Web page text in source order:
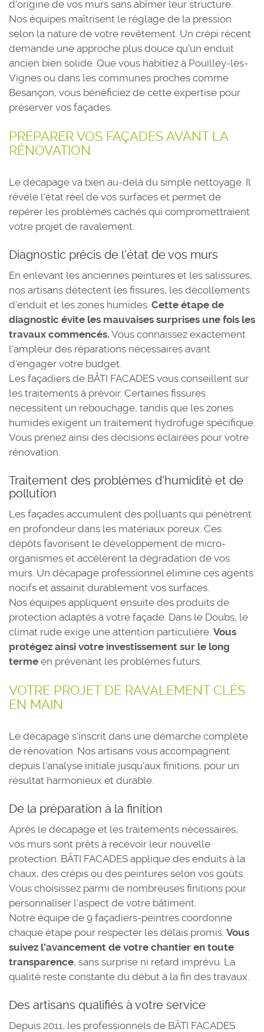
d'origine de vos murs sans abîmer leur structure.
Nos équipes maîtrisent le réglage de la pression
selon la nature de votre revêtement. Un crépi récent
demande une approche plus douce qu'un enduit
ancien bien solide. Que vous habitiez à Pouilley-les-
Vignes ou dans les communes proches comme
Besançon, vous bénéficiez de cette expertise pour
préserver vos façades.
PRÉPARER VOS FAÇADES AVANT LA
RÉNOVATION
Le décapage va bien au-delà du simple nettoyage. Il
révèle l'état réel de vos surfaces et permet de
repérer les problèmes cachés qui compromettraient
votre projet de ravalement.
Diagnostic précis de l'état de vos murs
En enlevant les anciennes peintures et les salissures,
nos artisans détectent les fissures, les décollements
d'enduit et les zones humides. Cette étape de
diagnostic évite les mauvaises surprises une fois les
travaux commencés. Vous connaissez exactement
l'ampleur des réparations nécessaires avant
d'engager votre budget.
Les façadiers de BÂTI FACADES vous conseillent sur
les traitements à prévoir. Certaines fissures
nécessitent un rebouchage, tandis que les zones
humides exigent un traitement hydrofuge spécifique.
Vous prenez ainsi des décisions éclairées pour votre
rénovation.
Traitement des problèmes d'humidité et de
pollution
Les façades accumulent des polluants qui pénètrent
en profondeur dans les matériaux poreux. Ces
dépôts favorisent le développement de micro-
organismes et accélèrent la dégradation de vos
murs. Un décapage professionnel élimine ces agents
nocifs et assainit durablement vos surfaces.
Nos équipes appliquent ensuite des produits de
protection adaptés à votre façade. Dans le Doubs, le
climat rude exige une attention particulière. Vous
protégez ainsi votre investissement sur le long
terme en prévenant les problèmes futurs.
VOTRE PROJET DE RAVALEMENT CLÉS
EN MAIN
Le décapage s'inscrit dans une démarche complète
de rénovation. Nos artisans vous accompagnent
depuis l'analyse initiale jusqu'aux finitions, pour un
résultat harmonieux et durable.
De la préparation à la finition
Après le décapage et les traitements nécessaires,
vos murs sont prêts à recevoir leur nouvelle
protection. BÂTI FACADES applique des enduits à la
chaux, des crépis ou des peintures selon vos goûts.
Vous choisissez parmi de nombreuses finitions pour
personnaliser l'aspect de votre bâtiment.
Notre équipe de 9 façadiers-peintres coordonne
chaque étape pour respecter les délais promis. Vous
suivez l'avancement de votre chantier en toute
transparence, sans surprise ni retard imprévu. La
qualité reste constante du début à la fin des travaux.
Des artisans qualifiés à votre service
Depuis 2011, les professionnels de BÂTI FACADES